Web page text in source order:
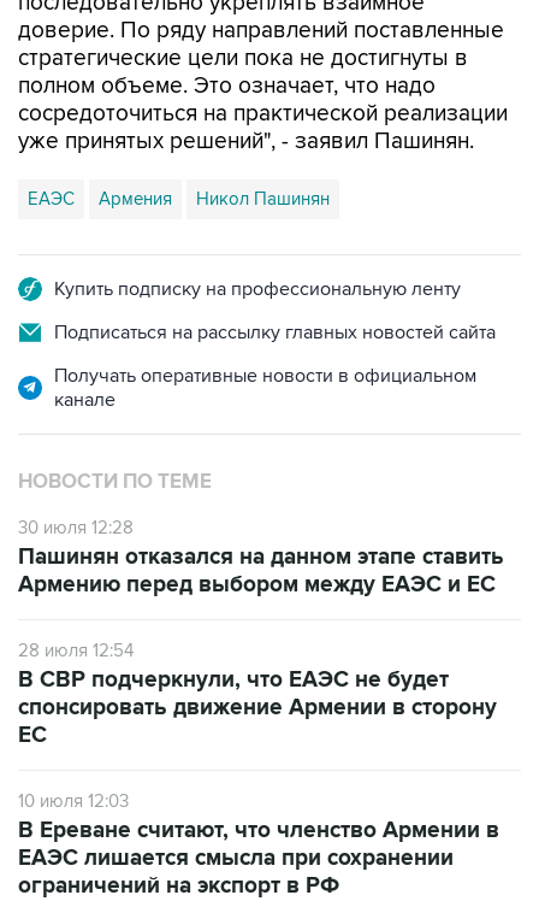
доверие. По ряду направлений поставленные
стратегические цели пока не достигнуты в
полном объеме. Это означает, что надо
сосредоточиться на практической реализации
уже принятых решений", - заявил Пашинян.
ЕАЭС Армения Никол Пашинян
Купить подписку на профессиональную ленту
Подписаться на рассылку главных новостей сайта
Получать оперативные новости в официальном
канале
НОВОСТИ ПО ТЕМЕ
30 июля 12:28
Пашинян отказался на данном этапе ставить
Армению перед выбором между ЕАЭС и ЕС
28 июля 12:54
В СВР подчеркнули, что ЕАЭС не будет
спонсировать движение Армении в сторону
ЕС
10 июля 12:03
В Ереване считают, что членство Армении в
ЕАЭС лишается смысла при сохранении
ограничений на экспорт в РФ